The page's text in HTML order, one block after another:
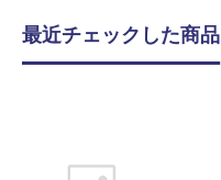
最近チェックした商品